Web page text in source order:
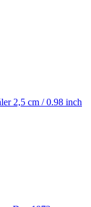
2,5 cm / 0.98 inch